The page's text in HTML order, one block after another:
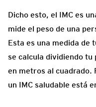
Dicho esto, el IMC es
mide el peso de una
Esta es una medida de
se calcula dividiendo
en metros al cuadrado.
un IMC saludable está